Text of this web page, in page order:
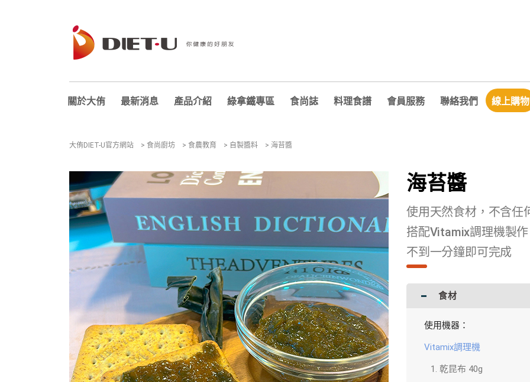
關於大侑 最新消息 產品介紹 綠拿鐵專區 食尚誌 料理食譜 會員服務 聯絡我們 線上購物
大侑DIET-U官方網站 > 食尚廚坊 > 食農教育 > 自製醬料 > 海苔醬
海苔醬
使用天然食材，不含任
搭配Vitamix調理機製作
不到一分鐘即可完成
食材
使用機器：
Vitamix調理機
乾昆布 40g